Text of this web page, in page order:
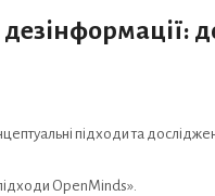
підходи та
OpenMinds».